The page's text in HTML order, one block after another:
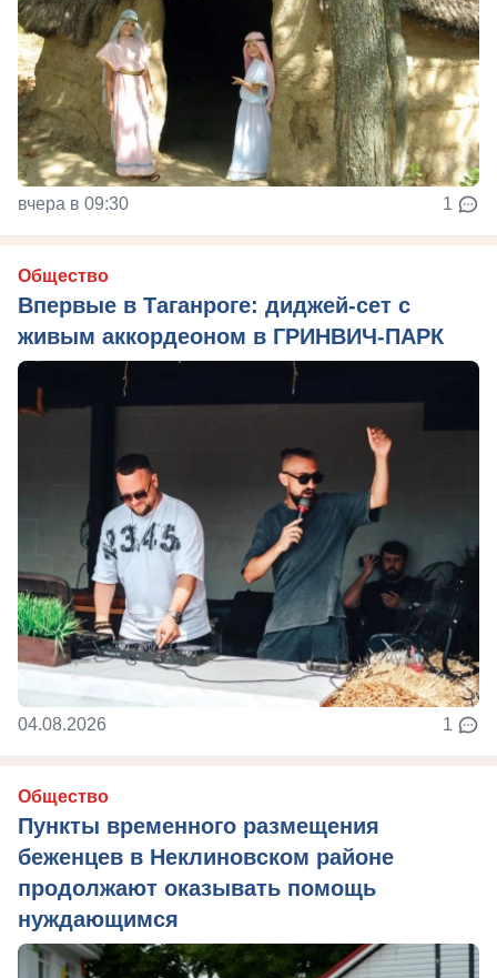
вчера в 09:30 1
Общество
Впервые в Таганроге: диджей-сет с
живым аккордеоном в ГРИНВИЧ-ПАРК
04.08.2026 1
Общество
Пункты временного размещения
беженцев в Неклиновском районе
продолжают оказывать помощь
нуждающимся